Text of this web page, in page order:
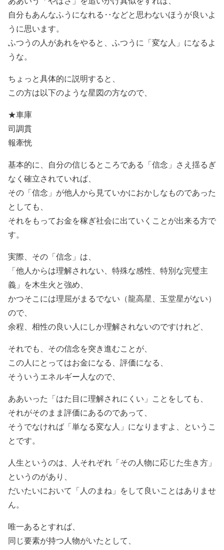
自分もあんなふうになれる‥などと思わないほうが良いよ
うに思います。
ふつうの人があれをやると、ふつうに「変な人」になるよ
うな。
ちょっと具体的に説明すると、
この方は以下のような星図の方なので、
★車庫
司調貫
報牽恍
基本的に、自分の信じるところである「信念」さえ揺るぎ
なく確立されていれば、
その「信念」が他人から見ていかにおかしなものであった
としても、
それをもってお金を稼ぎ社会に出ていくことが出来る方で
す。
実際、その「信念」は、
「他人からは理解されない、特殊な感性、特別な完璧主
義」を木生火と強め、
かつそこには理屈がまるでない（龍高星、玉堂星がない）
ので、
余程、相性の良い人にしか理解されないのですけれど、
それでも、その信念を突き進むことが、
この人にとってはお金になる、評価になる、
そういうエネルギー人なので、
ああいった「はた目に理解されにくい」ことをしても、
それがそのまま評価にあるのであって、
そうでなければ「単なる変な人」になりますよ、というこ
とです。
人生というのは、人それぞれ「その人物に応じた生き方」
というのがあり、
だいたいにおいて「人のまね」をして良いことはありませ
ん。
唯一あるとすれば、
同じ要素が持つ人物がいたとして、